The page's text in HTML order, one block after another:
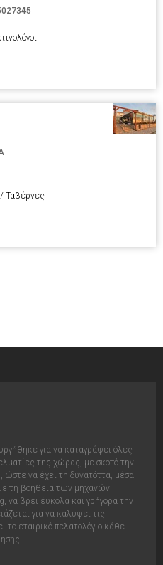
Ταβέρνες
για να καταγράψει όλες
της χώρας, με σκοπό την
ώστε να έχει τη δυνατόττα, μέσα
τη βοήθεια των μηχανών
να βρει έυκολα και γρήγορα την
για να καλύψει τις
το εταιρικό πελατολόγιο κάθε